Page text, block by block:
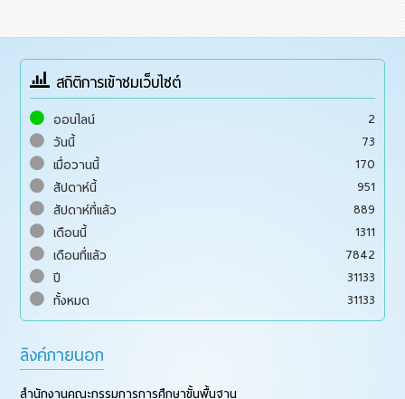
สถิติการเข้าชมเว็บไซต์
ออนไลน์
2
วันนี้
73
เมื่อวานนี้
170
สัปดาห์นี้
951
สัปดาห์ที่แล้ว
889
เดือนนี้
1311
เดือนที่แล้ว
7842
ปี
31133
ทั้งหมด
31133
ลิงค์ภายนอก
สำนักงานคณะกรรมการการศึกษาขั้นพื้นฐาน